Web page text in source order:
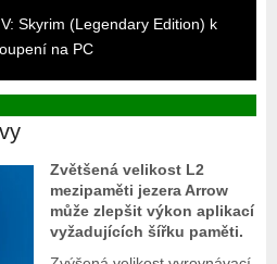
Skyrim (Legendary Edition) k
na PC
Zvětšená velikost L2
mezipaměti jezera Arrow
může zlepšit výkon aplikací
vyžadujících šířku paměti.